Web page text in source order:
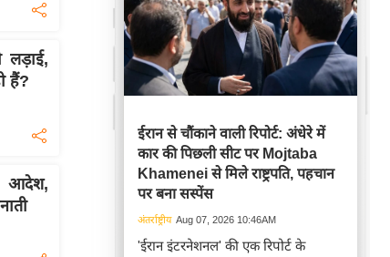
लड़ाई,
हैं?
आदेश,
ईरान से चौंकाने वाली रिपोर्ट: अंधेरे में
कार की पिछली सीट पर Mojtaba
Khamenei से मिले राष्ट्रपति, पहचान
पर बना सस्पेंस
अंतर्राष्ट्रीय Aug 07, 2026 10:46AM
'ईरान इंटरनेशनल' की एक रिपोर्ट के